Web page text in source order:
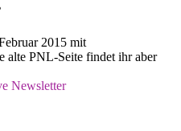
2015 mit
alte PNL-Seite findet ihr aber